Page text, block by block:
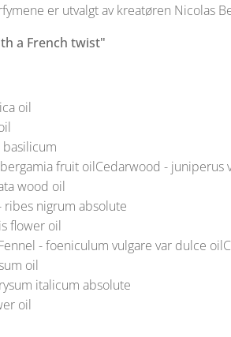
er utvalgt av kreatøren Nicolas
a French twist"
oil
fruit oilCedarwood - juniperus
wood oil
nigrum absolute
flower oil
- foeniculum vulgare var dulce
oil
italicum absolute
oil